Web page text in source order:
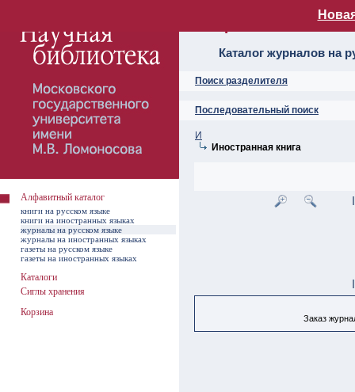
Алфавитный
Каталог журналов на
Поиск разделителя
Последовательный поиск
И
Иностранная книга
Заказ
Алфавитный каталог
книги на русском языке
книги на иностранных языках
журналы на русском языке
журналы на иностранных языках
газеты на русском языке
газеты на иностранных языках
Каталоги
Сиглы хранения
Корзина